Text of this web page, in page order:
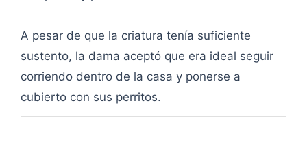
A pesar de que la criatura tenía suficiente
sustento, la dama aceptó que era ideal seguir
corriendo dentro de la casa y ponerse a
cubierto con sus perritos.